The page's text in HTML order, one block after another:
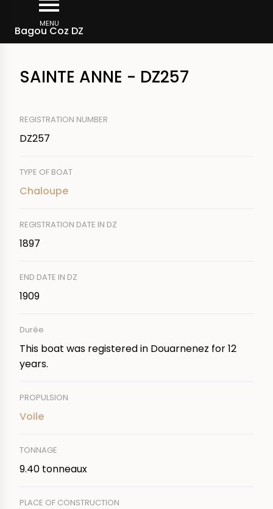
main
MENU
Bagou Coz DZ
Breadcrumb
SAINTE ANNE - DZ257
REGISTRATION NUMBER
DZ257
TYPE OF BOAT
Chaloupe
REGISTRATION DATE IN DZ
1897
END DATE IN DZ
1909
Durée
This boat was registered in Douarnenez for 12
years.
PROPULSION
Voile
TONNAGE
9.40 tonneaux
PLACE OF CONSTRUCTION